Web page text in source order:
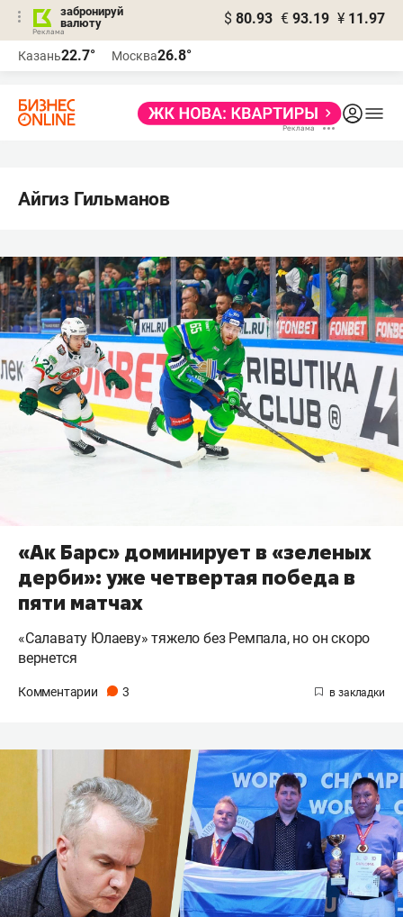
забронируй
валюту
$ 80.93 € 93.19 ¥ 11.97
Казань22.7° Москва26.8°
Айгиз Гильманов
«Ак Барс» доминирует в «зеленых
дерби»: уже четвертая победа в
пяти матчах
«Салавату Юлаеву» тяжело без Ремпала, но он скоро
вернется
Комментарии 3